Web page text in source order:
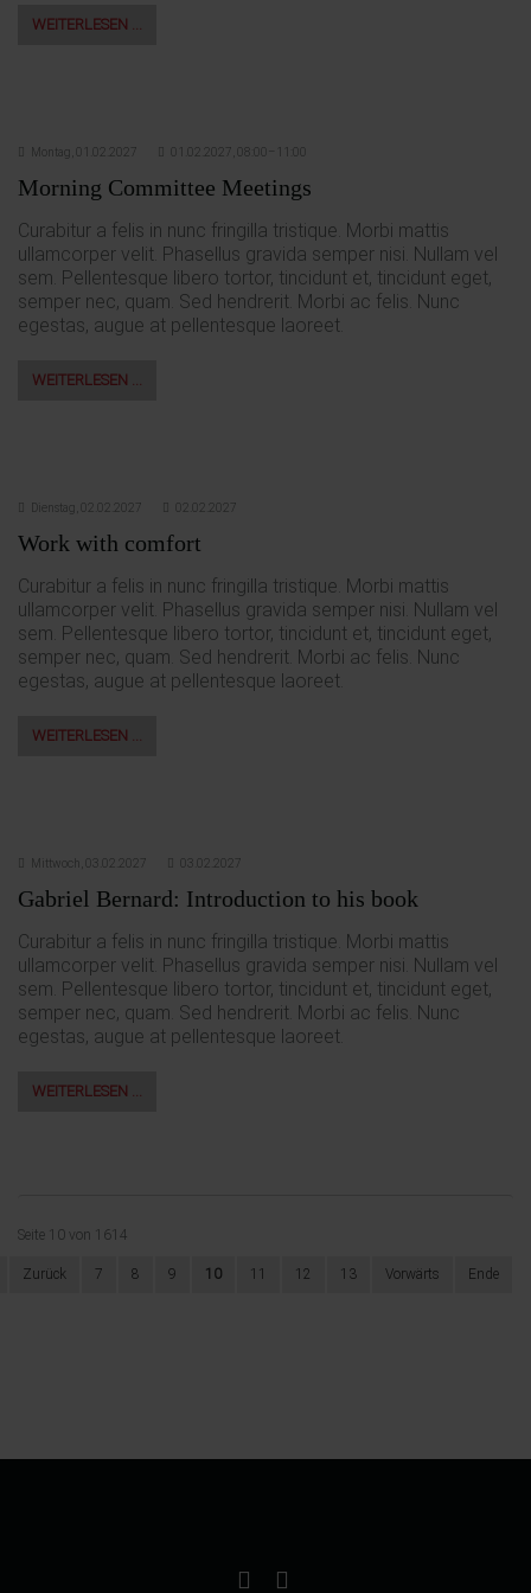
WEITERLESEN …
Montag, 01.02.2027 01.02.2027, 08:00–11:00
Morning Committee Meetings
Curabitur a felis in nunc fringilla tristique. Morbi mattis
ullamcorper velit. Phasellus gravida semper nisi. Nullam vel
sem. Pellentesque libero tortor, tincidunt et, tincidunt eget,
semper nec, quam. Sed hendrerit. Morbi ac felis. Nunc
egestas, augue at pellentesque laoreet.
WEITERLESEN …
Dienstag, 02.02.2027 02.02.2027
Work with comfort
Curabitur a felis in nunc fringilla tristique. Morbi mattis
ullamcorper velit. Phasellus gravida semper nisi. Nullam vel
sem. Pellentesque libero tortor, tincidunt et, tincidunt eget,
semper nec, quam. Sed hendrerit. Morbi ac felis. Nunc
egestas, augue at pellentesque laoreet.
WEITERLESEN …
Mittwoch, 03.02.2027 03.02.2027
Gabriel Bernard: Introduction to his book
Curabitur a felis in nunc fringilla tristique. Morbi mattis
ullamcorper velit. Phasellus gravida semper nisi. Nullam vel
sem. Pellentesque libero tortor, tincidunt et, tincidunt eget,
semper nec, quam. Sed hendrerit. Morbi ac felis. Nunc
egestas, augue at pellentesque laoreet.
WEITERLESEN …
Seite 10 von 1614
Zurück 7 8 9 10 11 12 13 Vorwärts Ende